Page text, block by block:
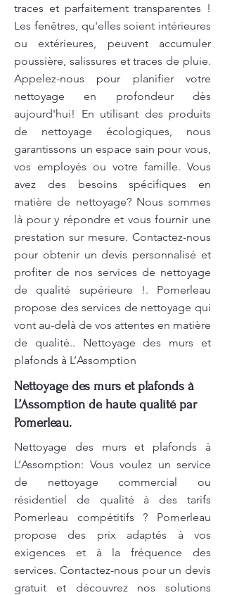
traces et parfaitement transparentes !
Les fenêtres, qu'elles soient intérieures
ou extérieures, peuvent accumuler
poussière, salissures et traces de pluie.
Appelez-nous pour planifier votre
nettoyage en profondeur dès
aujourd'hui! En utilisant des produits
de nettoyage écologiques, nous
garantissons un espace sain pour vous,
vos employés ou votre famille. Vous
avez des besoins spécifiques en
matière de nettoyage? Nous sommes
là pour y répondre et vous fournir une
prestation sur mesure. Contactez-nous
pour obtenir un devis personnalisé et
profiter de nos services de nettoyage
de qualité supérieure !. Pomerleau
propose des services de nettoyage qui
vont au-delà de vos attentes en matière
de qualité.. Nettoyage des murs et
plafonds à L’Assomption
Nettoyage des murs et plafonds à
L’Assomption de haute qualité par
Pomerleau.
Nettoyage des murs et plafonds à
L’Assomption: Vous voulez un service
de nettoyage commercial ou
résidentiel de qualité à des tarifs
Pomerleau compétitifs ? Pomerleau
propose des prix adaptés à vos
exigences et à la fréquence des
services. Contactez-nous pour un devis
gratuit et découvrez nos solutions